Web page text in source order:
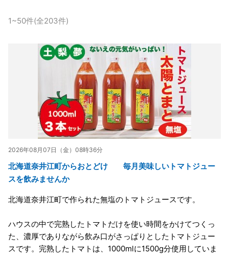
1~50件(全203件)
2026年08月07日（金）08時36分
北海道奈井江町からおとどけ 毎月美味しいトマトジュー
スを飲みませんか
北海道奈井江町で作られた無塩のトマトジュースです。
ハウスの中で完熟したトマトだけを使い時間をかけてつくっ
た、濃厚でありながら飲み口がさっぱりとしたトマトジュー
スです。完熟したトマトは、1000mlに1500g分使用していま